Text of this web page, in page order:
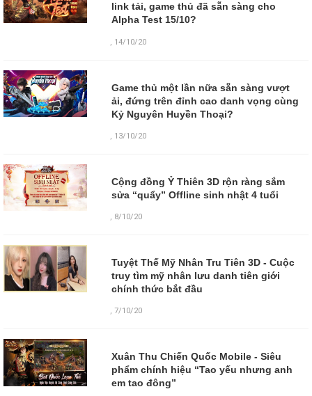
link tải, game thủ đã sẵn sàng cho
Alpha Test 15/10?
14/10/20
Game thủ một lần nữa sẵn sàng vượt
ải, đứng trên đỉnh cao danh vọng cùng
Kỷ Nguyên Huyền Thoại?
, 13/10/20
Cộng đồng Ỷ Thiên 3D rộn ràng sắm
sửa “quẩy” Offline sinh nhật 4 tuổi
, 8/10/20
Tuyệt Thế Mỹ Nhân Tru Tiên 3D - Cuộc
truy tìm mỹ nhân lưu danh tiên giới
chính thức bắt đầu
,7/10/20
Xuân Thu Chiến Quốc Mobile - Siêu
phẩm chính hiệu “Tao yếu nhưng anh
em tao đông”